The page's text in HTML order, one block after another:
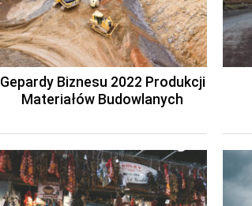
Gepardy Biznesu 2022 Produkcji
Materiałów Budowlanych